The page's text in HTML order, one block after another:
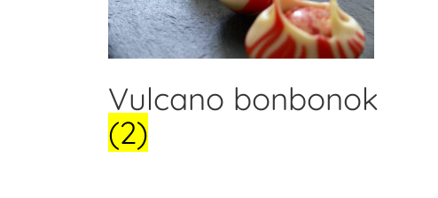
Vulcano bonbonok
(2)